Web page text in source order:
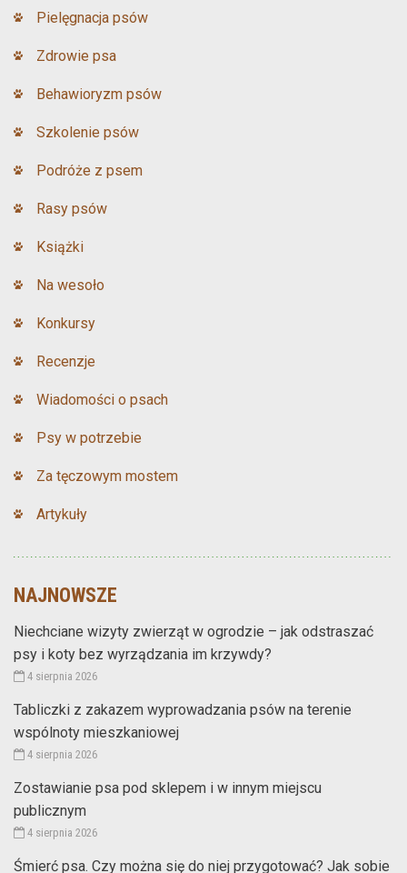
Pielęgnacja psów
Zdrowie psa
Behawioryzm psów
Szkolenie psów
Podróże z psem
Rasy psów
Książki
Na wesoło
Konkursy
Recenzje
Wiadomości o psach
Psy w potrzebie
Za tęczowym mostem
Artykuły
NAJNOWSZE
Niechciane wizyty zwierząt w ogrodzie – jak odstraszać
psy i koty bez wyrządzania im krzywdy?
4 sierpnia 2026
Tabliczki z zakazem wyprowadzania psów na terenie
wspólnoty mieszkaniowej
4 sierpnia 2026
Zostawianie psa pod sklepem i w innym miejscu
publicznym
4 sierpnia 2026
Śmierć psa. Czy można się do niej przygotować? Jak sobie